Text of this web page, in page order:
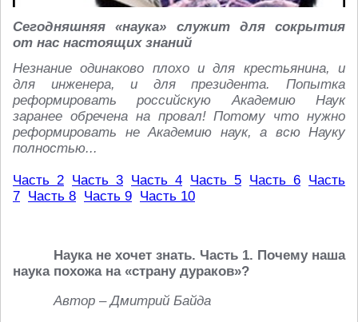
Сегодняшняя «наука» служит для сокрытия
от нас настоящих знаний
Незнание одинаково плохо и для крестьянина, и
для инженера, и для президента. Попытка
реформировать российскую Академию Наук
заранее обречена на провал! Потому что нужно
реформировать не Академию наук, а всю Науку
полностью...
Часть 2 Часть 3 Часть 4 Часть 5 Часть 6 Часть
7 Часть 8 Часть 9 Часть 10
Наука не хочет знать. Часть 1. Почему наша
наука похожа на «страну дураков»?
Автор – Дмитрий Байда